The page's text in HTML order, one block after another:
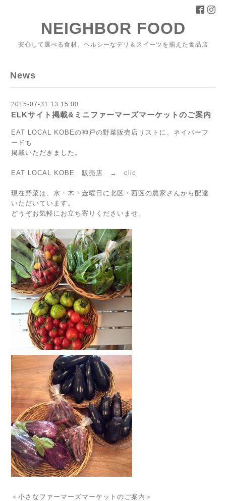
NEIGHBOR FOOD
安心して選べる食材、ヘルシーなデリ＆スイーツを揃えた食品店
News
2015-07-31 13:15:00
ELKサイト掲載&ミニファーマーズマーケットのご案内
EAT LOCAL KOBEの神戸の野菜販売店リストに、ネイバーフ
ードも
掲載いただきました。
EAT LOCAL KOBE 販売店 → clic
現在野菜は、水・木・金曜日に北区・西区の農家さんから配達
いただいています。
どうぞお気軽にお立ち寄りくださいませ。
＜小さなファーマーズマーケットのご案内＞